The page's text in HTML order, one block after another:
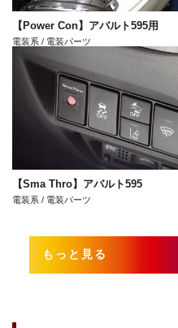
【Power Con】アバルト595用
電装系 / 電装パーツ
【Sma Thro】アバルト595
電装系 / 電装パーツ
もっと見る